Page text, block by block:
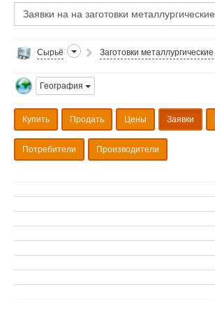
Сырьё Заготовки металлургические
География
Купить Продать Цены Заявки
Потребители Производители